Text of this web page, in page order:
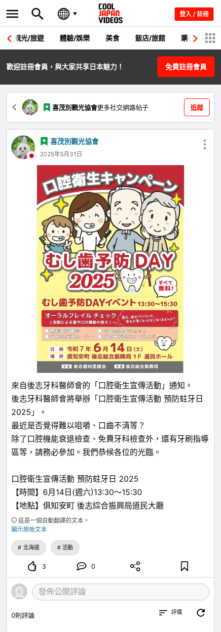
登入 / 註冊
觀光/旅遊 體驗/娛樂 美食 飯店/旅館 購物 節
歡迎註冊會員，與大家共享日本魅力！ 免費註冊會員
喜茂別觀光協會更多社交網路帖子 追蹤
喜茂別觀光協會
2025年5月31日
來自後志牙科醫師會的「口腔衛生宣傳活動」通知。
後志牙科醫師會將舉辦「口腔衛生宣傳活動 預防蛀牙日
2025」。
最近是否覺得難以咀嚼、口齒不清等？
除了口腔機能衰退檢查、免費牙科檢查外，還有牙刷指導
區等，請務必參加。我們恭候各位的光臨。
口腔衛生宣傳活動 預防蛀牙日 2025
【時間】6月14日(週六)13:30～15:30
【地點】俱知安町 後志綜合振興局道民大廳
這是一個自動翻譯的文本。
顯示原始文本
北海道 活動
3 0
0則評論 評價